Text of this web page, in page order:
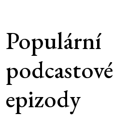
Populární
podcastové
epizody